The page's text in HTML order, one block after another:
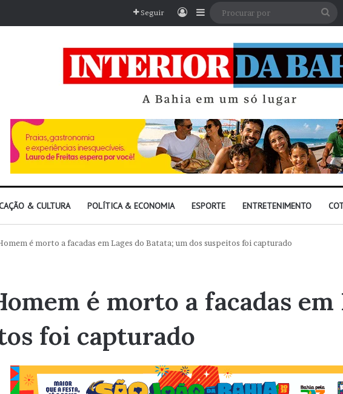
Seguir EntrarBarra Lateral
& CULTURA POLÍTICA & ECONOMIA ESPORTE ENTRETENIMENTO
é morto a facadas em Lages do Batata; um dos suspeitos foi capturado
é morto a facadas
foi capturado